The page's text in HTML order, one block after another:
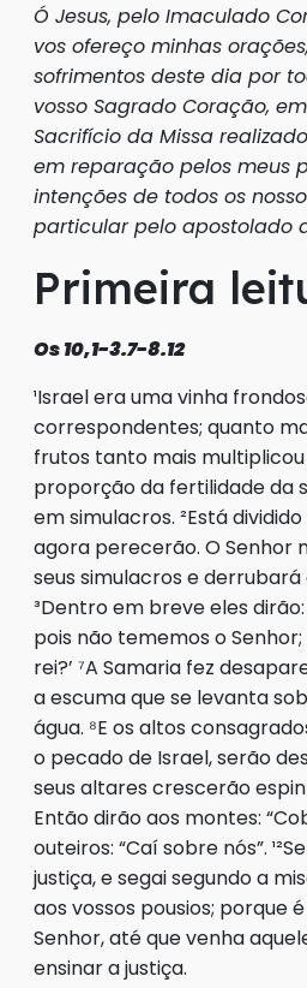
Ó Jesus, pelo Imaculado
vos ofereço minhas
sofrimentos deste dia por
vosso Sagrado Coração,
Sacrifício da Missa
em reparação pelos meus
intenções de todos os
particular pelo apostolado
Primeira
Os 10,1-3.7-8.12
¹Israel era uma vinha
correspondentes; quanto
frutos tanto mais multiplicou
proporção da fertilidade da
em simulacros. ²Está
agora perecerão. O Senhor
seus simulacros e derrubará
³Dentro em breve eles
pois não tememos o
rei?’ ⁷A Samaria fez
a escuma que se levanta
água. ⁸E os altos
o pecado de Israel, serão
seus altares crescerão
Então dirão aos montes:
outeiros: “Caí sobre nós”.
justiça, e segai segundo a
aos vossos pousios; porque
Senhor, até que venha
ensinar a justiça.